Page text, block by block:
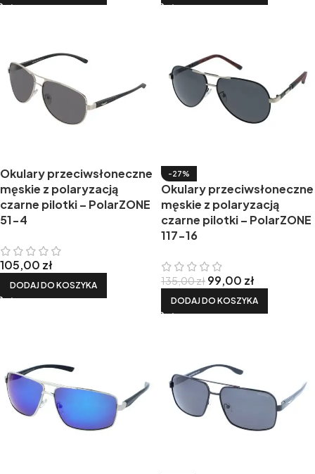
Okulary przeciwsłoneczne
męskie z polaryzacją
czarne pilotki – PolarZONE
51-4
105,00 zł
DODAJ DO KOSZYKA
-27%
Okulary przeciwsłoneczne
męskie z polaryzacją
czarne pilotki – PolarZONE
117-16
135,00zł 99,00 zł
DODAJ DO KOSZYKA